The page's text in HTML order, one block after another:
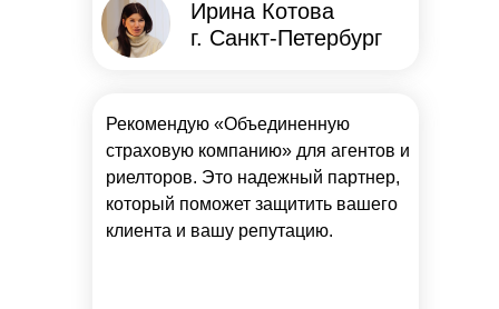
Ирина Котова
г. Санкт-Петербург
Рекомендую «Объединенную
страховую компанию» для агентов и
риелторов. Это надежный партнер,
который поможет защитить вашего
клиента и вашу репутацию.